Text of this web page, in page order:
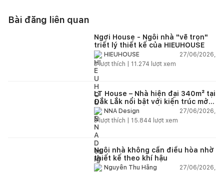
Bài đăng liên quan
Ngơi House - Ngôi nhà "vẽ trọn"
triết lý thiết kế của HIEUHOUSE
HIEUHOUSE
27/06/2026,
3lượt thích | 11.274 lượt xem
LT House – Nhà hiện đại 340m² tại
Đắk Lắk nổi bật với kiến trúc mở
và hệ sân vườn kết nối thiên
nhiên
NNA Design
27/06/2026,
3lượt thích | 15.844 lượt xem
Ngôi nhà không cần điều hòa nhờ
thiết kế theo khí hậu
Nguyễn Thu Hằng
27/06/2026,